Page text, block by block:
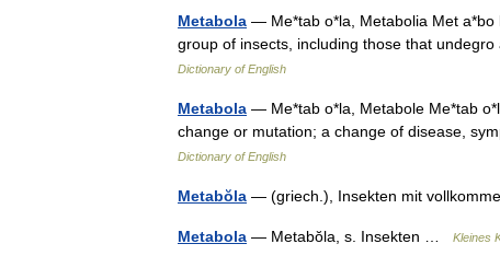
Metabola — Me*tab o*la, Metabolia Met a*bo
group of insects, including those that
Dictionary of English
Metabola — Me*tab o*la, Metabole Me*tab
change or mutation; a change of disease,
Dictionary of English
Metabŏla — (griech.), Insekten mit
Metabola — Metabŏla, s. Insekten … Kleines